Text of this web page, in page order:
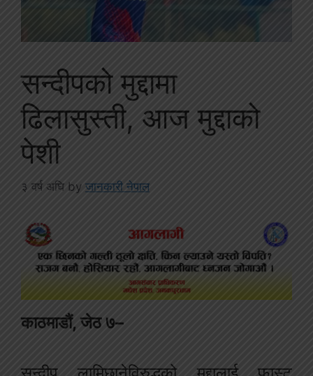
सन्दीपको मुद्दामा
ढिलासुस्ती, आज मुद्दाको
पेशी
३ वर्ष अघि by जानकारी नेपाल
काठमाडौं, जेठ ७–